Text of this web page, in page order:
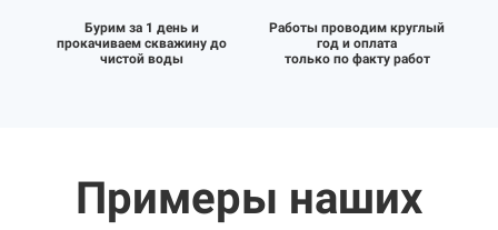
Бурим за 1 день и
прокачиваем скважину до
чистой воды
Работы проводим круглый
год и оплата
только по факту работ
Примеры наших